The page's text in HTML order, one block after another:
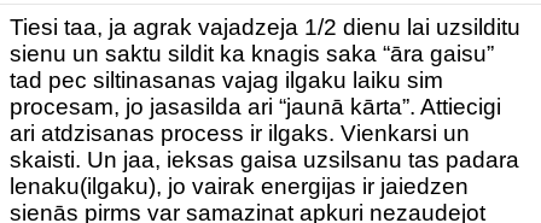
Tiesi taa, ja agrak vajadzeja 1/2 dienu lai uzsilditu
sienu un saktu sildit ka knagis saka “āra gaisu”
tad pec siltinasanas vajag ilgaku laiku sim
procesam, jo jasasilda ari “jaunā kārta”. Attiecigi
ari atdzisanas process ir ilgaks. Vienkarsi un
skaisti. Un jaa, ieksas gaisa uzsilsanu tas padara
lenaku(ilgaku), jo vairak energijas ir jaiedzen
sienās pirms var samazinat apkuri nezaudejot